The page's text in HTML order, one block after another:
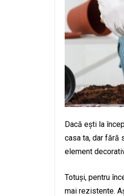
Dacă ești la
casa ta, dar fără
element
Totuși, pentru
mai rezistente.